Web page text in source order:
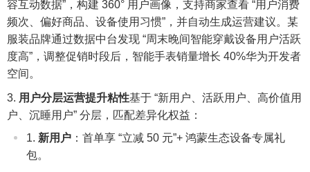
容互动数据”，构建 360° 用户画像，支持商家查看 “用户消费
频次、偏好商品、设备使用习惯”，并自动生成运营建议。某
服装品牌通过数据中台发现 “周末晚间智能穿戴设备用户活跃
度高”，调整促销时段后，智能手表销量增长 40%华为开发者
空间。
用户分层运营提升粘性基于 “新用户、活跃用户、高价值用
户、沉睡用户” 分层，匹配差异化权益：
新用户 ：首单享 “立减 50 元”+ 鸿蒙生态设备专属礼
包。